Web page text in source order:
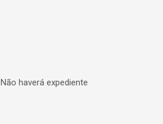
Não haverá expediente